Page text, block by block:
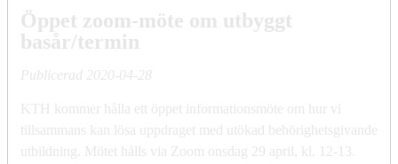
Öppet zoom-möte om utbyggt
basår/termin
Publicerad 2020-04-28
KTH kommer hålla ett öppet informationsmöte om hur vi
tillsammans kan lösa uppdraget med utökad behörighetsgivande
utbildning. Mötet hålls via Zoom onsdag 29 april, kl. 12-13.